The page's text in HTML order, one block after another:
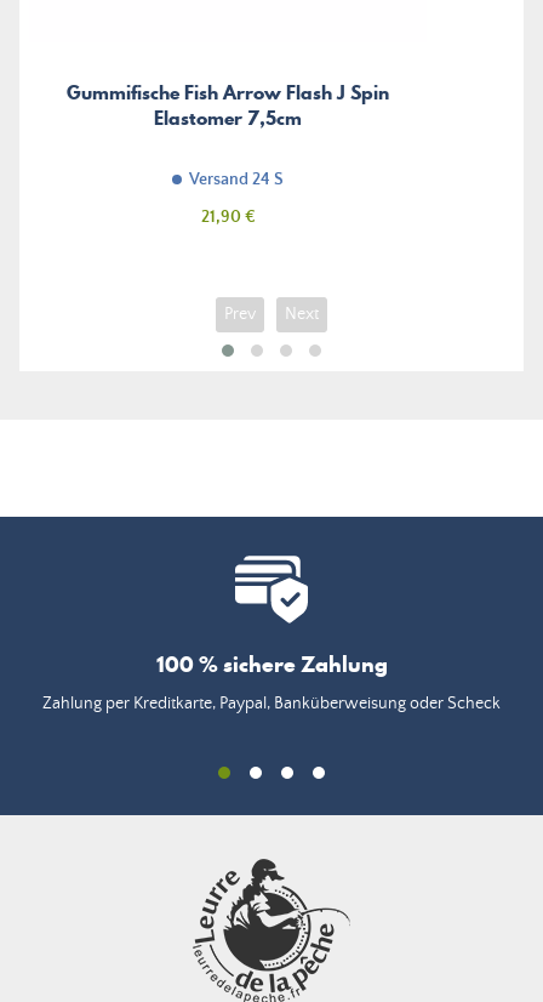
Gummifische Fish Arrow Flash J Spin
Elastomer 7,5cm
Versand 24 S
Preis
21,90 €
Prev Next
100 % sichere Zahlung
Zahlung per Kreditkarte, Paypal, Banküberweisung oder Scheck